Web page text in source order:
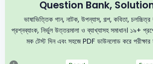
Question Bank,
ভাষাভিত্তিক গান, নাটক, উপন্যাস, গল্প, কবিতা,
প্রশ্নব্যাংক, নির্ভুল উত্তরমালা ও ব্যাখ্যাসহ সমাধান। ১৯+
মক টেস্ট দিন এবং সহজে PDF ডাউনলোড করে পরীক্ষার